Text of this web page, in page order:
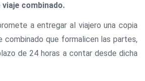
combinado.
a entregar al viajero una copia
combinado que formalicen las partes,
de 24 horas a contar desde dicha